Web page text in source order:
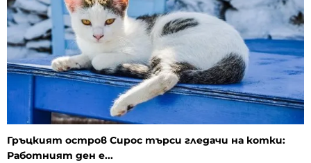
Гръцкият остров Сирос търси гледачи на котки:
Работният ден е...